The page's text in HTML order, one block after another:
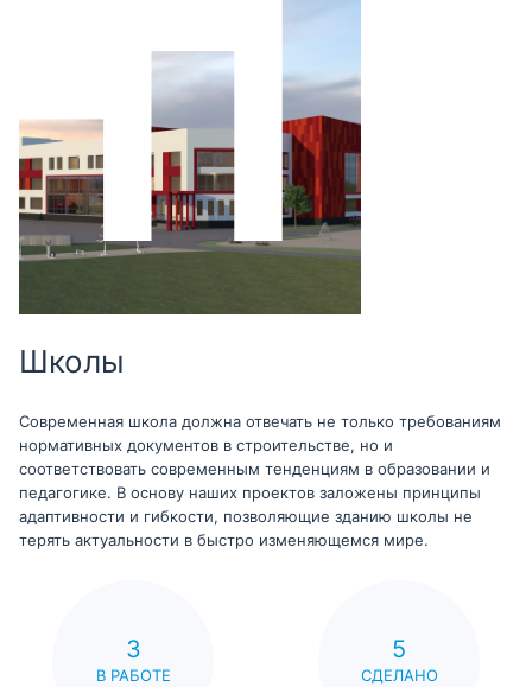
Школы
Современная школа должна отвечать не только требованиям
нормативных документов в строительстве, но и
соответствовать современным тенденциям в образовании и
педагогике. В основу наших проектов заложены принципы
адаптивности и гибкости, позволяющие зданию школы не
терять актуальности в быстро изменяющемся мире.
3
В РАБОТЕ
5
СДЕЛАНО